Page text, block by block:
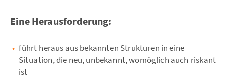
Eine Herausforderung:
führt heraus aus bekannten Strukturen in eine
Situation, die neu, unbekannt, womöglich auch riskant
ist